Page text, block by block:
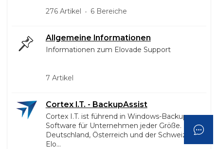
276 Artikel
6 Bereiche
Allgemeine Informationen
Informationen zum Elovade Support
7 Artikel
Cortex I.T. - BackupAssist
Cortex I.T. ist führend in Windows-Backup-
Software für Unternehmen jeder Größe. In
Deutschland, Österreich und der Schweiz ist
Elo...